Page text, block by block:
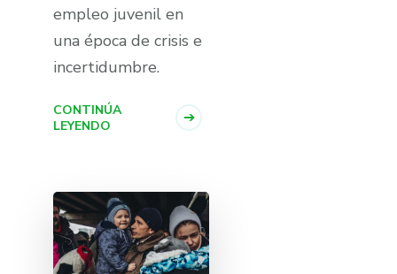
empleo juvenil en
una época de crisis e
incertidumbre.
CONTINÚA
LEYENDO